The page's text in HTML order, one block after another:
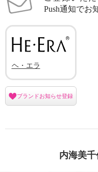
Push通知でお
ヘ・エラ
ブランドお知らせ登録
内海美